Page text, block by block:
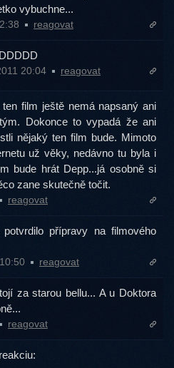
vybuchne...
reagovat
20:04 reagovat
film ještě nemá napsaný ani
Dokonce to vypadá že ani
nějaký ten film bude. Mimoto
už věky, nedávno tu byla i
bude hrát Depp...já osobně si
zane skutečně točit.
reagovat
přípravy na filmového
reagovat
za starou bellu... A u Doktora
reagovat